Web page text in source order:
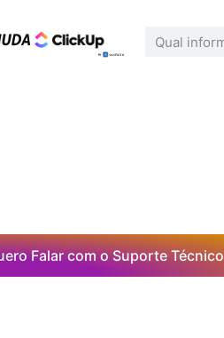
Falar com o Suporte Técnico